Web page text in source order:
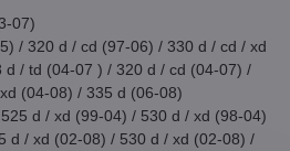
07)
/ 320 d / cd (97-06) / 330 d / cd / xd
d / td (04-07 ) / 320 d / cd (04-07) /
(04-08) / 335 d (06-08)
d / xd (99-04) / 530 d / xd (98-04)
d / xd (02-08) / 530 d / xd (02-08) /